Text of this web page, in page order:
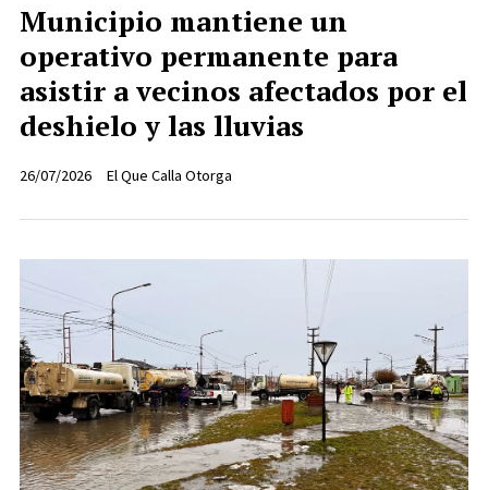
Municipio mantiene un
operativo permanente para
asistir a vecinos afectados por el
deshielo y las lluvias
El Que Calla Otorga
26/07/2026